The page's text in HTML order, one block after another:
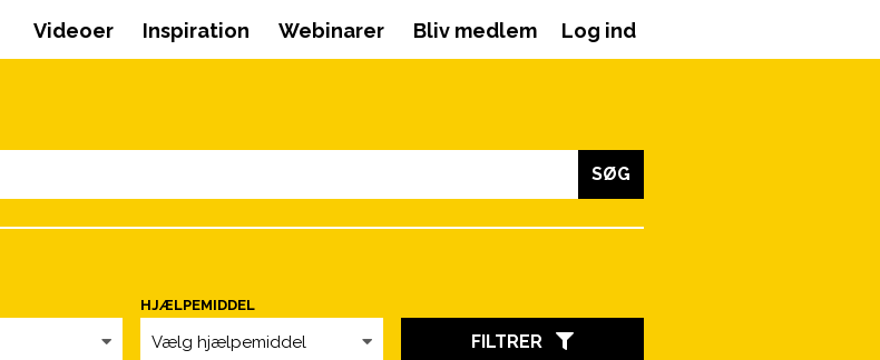
Videoer Inspiration Webinarer Bliv medlem Log ind
SØG
HJÆLPEMIDDEL
Vælg hjælpemiddel